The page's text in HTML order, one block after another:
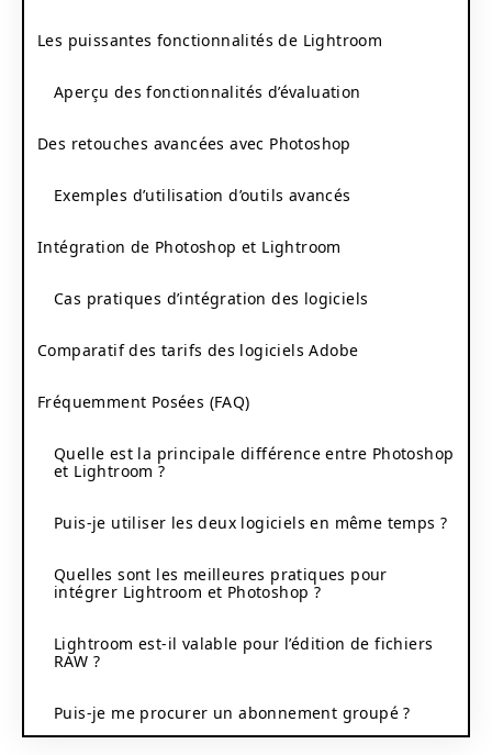
Les puissantes fonctionnalités de Lightroom
Aperçu des fonctionnalités d’évaluation
Des retouches avancées avec Photoshop
Exemples d’utilisation d’outils avancés
Intégration de Photoshop et Lightroom
Cas pratiques d’intégration des logiciels
Comparatif des tarifs des logiciels Adobe
Fréquemment Posées (FAQ)
Quelle est la principale différence entre Photoshop
et Lightroom ?
Puis-je utiliser les deux logiciels en même temps ?
Quelles sont les meilleures pratiques pour
intégrer Lightroom et Photoshop ?
Lightroom est-il valable pour l’édition de fichiers
RAW ?
Puis-je me procurer un abonnement groupé ?